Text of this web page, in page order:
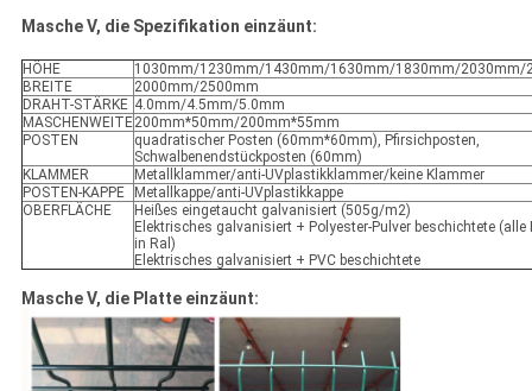
Masche V, die Spezifikation einzäunt:
HÖHE
1030mm/1230mm/1430mm/1630mm/1830mm/2030mm/
BREITE
2000mm/2500mm
DRAHT-STÄRKE 4.0mm/4.5mm/5.0mm
MASCHENWEITE200mm*50mm/200mm*55mm
POSTEN
quadratischer Posten (60mm*60mm), Pfirsichposten,
Schwalbenendstückposten (60mm)
KLAMMER
Metallklammer/anti-UVplastikklammer/keine Klammer
POSTEN-KAPPE
Metallkappe/anti-UVplastikkappe
OBERFLÄCHE
Heißes eingetaucht galvanisiert (505g/m2)
Elektrisches galvanisiert + Polyester-Pulver beschichtete (alle
in Ral)
Elektrisches galvanisiert + PVC beschichtete
Masche V, die Platte einzäunt: